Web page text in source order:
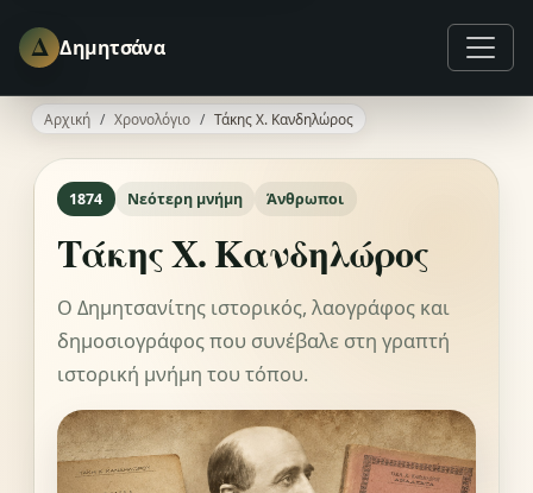
Δ Δημητσάνα
Αρχική Χρονολόγιο Τάκης Χ. Κανδηλώρος
1874 Νεότερη μνήμη Άνθρωποι
Τάκης Χ. Κανδηλώρος
Ο Δημητσανίτης ιστορικός, λαογράφος και
δημοσιογράφος που συνέβαλε στη γραπτή
ιστορική μνήμη του τόπου.